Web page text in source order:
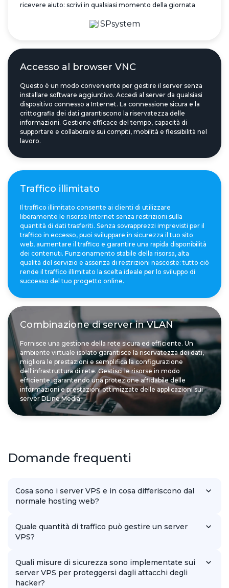
ricevere aiuto: scrivi in qualsiasi momento della giornata
Accesso al browser VNC
Questo è un modo conveniente per gestire il server senza
installare software aggiuntivo. Accedi al server da qualsiasi
dispositivo connesso a Internet. La connessione sicura e la
crittografia dei dati garantiscono la riservatezza delle
informazioni. Gestione efficace del tempo, capacità di
supportare e collaborare sui compiti, mobilità e flessibilità nel
lavoro.
Traffico illimitato
Il traffico illimitato consente ai clienti di utilizzare
liberamente le risorse Internet senza restrizioni sulla
quantità di dati trasferiti. Senza sovrapprezzi imprevisti per il
traffico in eccesso, puoi sviluppare in sicurezza il tuo sito
web, aumentare il traffico e garantire una rapida disponibilità
dei contenuti. Funzionamento stabile della risorsa, alta
qualità del servizio e assenza di restrizioni nascoste: tutto ciò
rende il traffico illimitato la scelta ideale per lo sviluppo di
successo del tuo progetto online.
Combinazione di server in VLAN
Fornisce una gestione della rete sicura ed efficiente. Un
ambiente virtuale isolato garantisce la riservatezza dei dati,
migliora le prestazioni e semplifica la configurazione
dell'infrastruttura di rete. Gestisci le risorse in modo
efficiente, garantendo una protezione affidabile delle
informazioni e prestazioni ottimizzate delle applicazioni sui
server DLine Media.
Domande frequenti
Cosa sono i server VPS e in cosa differiscono dal
normale hosting web?
utenti maggiore indipendenza e prestazioni rispetto all'hosting
condiviso.
Quale quantità di traffico può gestire un server
VPS?
dalle sue specifiche e dalla natura del sito web, ma nel
complesso è molto maggiore di quella dell'hosting normale.
Quali misure di sicurezza sono implementate sui
server VPS per proteggersi dagli attacchi degli
hacker?